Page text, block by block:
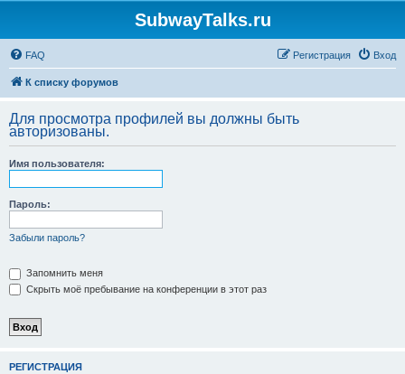
SubwayTalks.ru
FAQ Вход
Регистрация
К списку форумов
Для просмотра профилей вы должны быть
авторизованы.
Имя пользователя:
Пароль:
Забыли пароль?
Запомнить меня
Скрыть моё пребывание на конференции в этот раз
РЕГИСТРАЦИЯ